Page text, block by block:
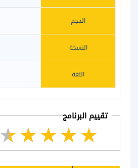
الحجم
النسخة
اللغة
تقييم البرنامج